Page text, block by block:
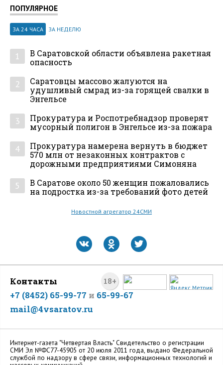
ПОПУЛЯРНОЕ
ЗА 24 ЧАСА ЗА НЕДЕЛЮ
1
В Саратовской области объявлена ракетная
опасность
2
Саратовцы массово жалуются на
удушливый смрад из-за горящей свалки в
Энгельсе
3
Прокуратура и Роспотребнадзор проверят
мусорный полигон в Энгельсе из-за пожара
4
Прокуратура намерена вернуть в бюджет
570 млн от незаконных контрактов с
дорожными предприятиями Симоняна
5
В Саратове около 50 женщин пожаловались
на подростка из-за требований фото детей
Новостной агрегатор 24СМИ
18+
Контакты
+7 (8452) 65-99-77 и 65-99-67
mail@4vsaratov.ru
Интернет-газета "Четвертая Власть" Cвидетельство о регистрации
СМИ Эл №ФС77-45905 от 20 июля 2011 года, выдано Федеральной
службой по надзору в сфере связи, информационных технологий и